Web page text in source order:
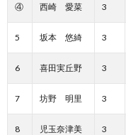
④ 西崎 愛菜 3
5 坂本 悠綺 3
6 喜田実丘野 3
7 坊野 明里 3
8 児玉奈津美 3